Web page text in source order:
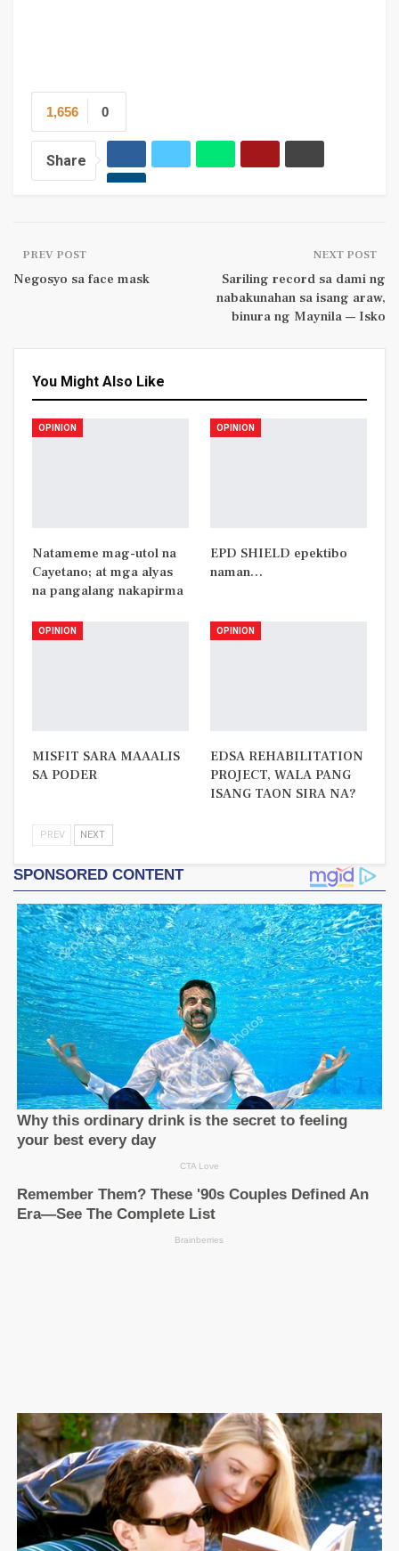
0
1,656
Share
PREV POST
Negosyo sa face mask
NEXT POST
Sariling record sa dami ng
nabakunahan sa isang araw,
binura ng Maynila — Isko
You Might Also Like
OPINION
Natameme mag-utol na
Cayetano; at mga alyas
na pangalang nakapirma
OPINION
EPD SHIELD epektibo
naman…
OPINION
MISFIT SARA MAAALIS
SA PODER
OPINION
EDSA REHABILITATION
PROJECT, WALA PANG
ISANG TAON SIRA NA?
PREV NEXT